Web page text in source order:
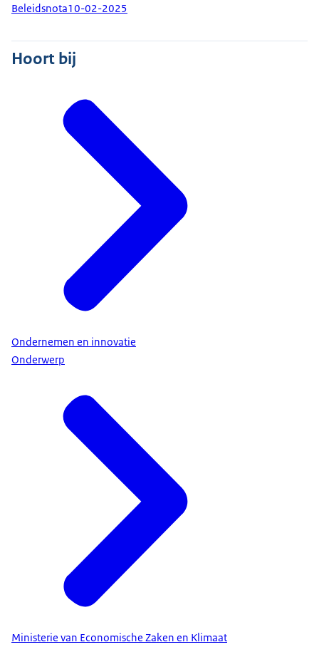
Beleidsnota10-02-2025
Hoort bij
Ondernemen en innovatie
Onderwerp
Ministerie van Economische Zaken en Klimaat